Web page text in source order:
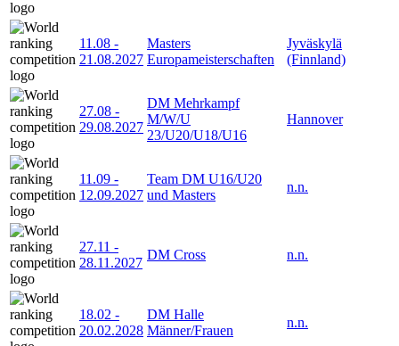
11.08 -
21.08.2027
Masters
Europameisterschaften
Jyväskylä
(Finnland)
27.08 -
29.08.2027
DM Mehrkampf
M/W/U
23/U20/U18/U16
Hannover
11.09 -
12.09.2027
Team DM U16/U20
und Masters
n.n.
27.11 -
28.11.2027
DM Cross n.n.
18.02 -
20.02.2028
DM Halle
Männer/Frauen
n.n.